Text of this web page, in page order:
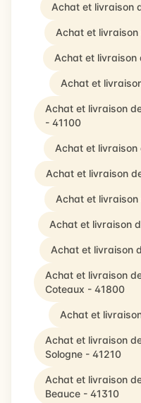
Achat et livraison
Achat et livraison
Achat et livraison
Achat et
Achat et livraison
- 41100
Achat et livraison
Achat et livraison
Achat et livraison
Achat et livraison
Achat et livraison
Achat et livraison
Coteaux - 41800
Achat et
Achat et livraison
Sologne - 41210
Achat et livraison
Beauce - 41310